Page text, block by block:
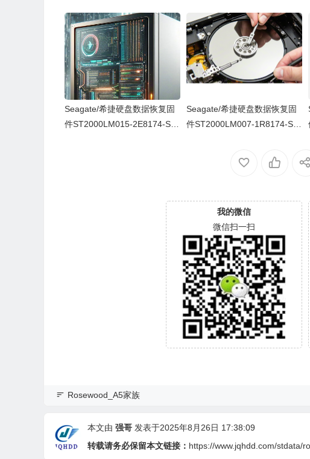
Seagate/希捷硬盘数据恢复固
件ST2000LM015-2E8174-SD
Seagate/希捷硬盘数据恢复固
件ST2000LM007-1R8174-SB
我的微信
微信扫一扫
Rosewood_A5家族
本文由 强哥 发表于2025年8月26日 17:38:09
转载请务必保留本文链接： https://www.jqhdd.com/stdata/